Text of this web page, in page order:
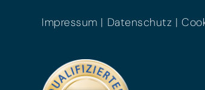
Impressum Datenschutz